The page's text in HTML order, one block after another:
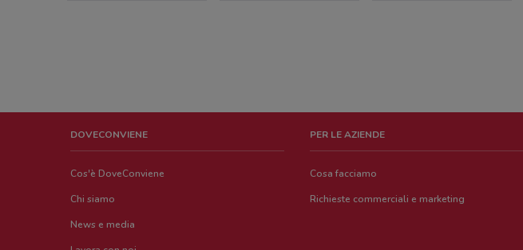
DOVECONVIENE
Cos'è DoveConviene
Chi siamo
News e media
PER LE AZIENDE
Cosa facciamo
Richieste commerciali e marketing